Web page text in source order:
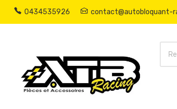
0434535926 contact@autobloquant-